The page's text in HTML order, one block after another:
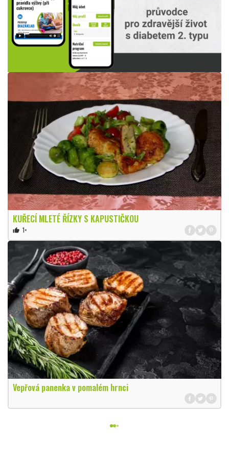
KUŘECÍ MLETÉ ŘÍZKY S KAPUSTIČKOU
thumb_up 1×
Vepřová panenka v pomalém hrnci